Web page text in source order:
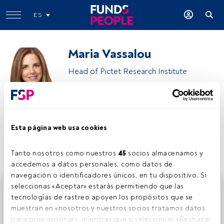
Esta página web usa cookies
Tanto nosotros como nuestros 45 socios almacenamos y
accedemos a datos personales, como datos de
navegación o identificadores únicos, en tu dispositivo. Si
seleccionas «Aceptar» estarás permitiendo que las
tecnologías de rastreo apoyen los propósitos que se
muestran en «nosotros y nuestros socios tratamos datos
para proporcionar», mientras que si seleccionas «Rechazar
ES
Maria Vassalou
Head of Pictet Research Institute
Compartir:
Este es un artículo exclusivo para los usuarios registrados
de FundsPeople. Si ya estás registrado, accede desde el
botón Login. Si aún no tienes cuenta, te invitamos a
registrarte y disfrutar de todo el universo que ofrece